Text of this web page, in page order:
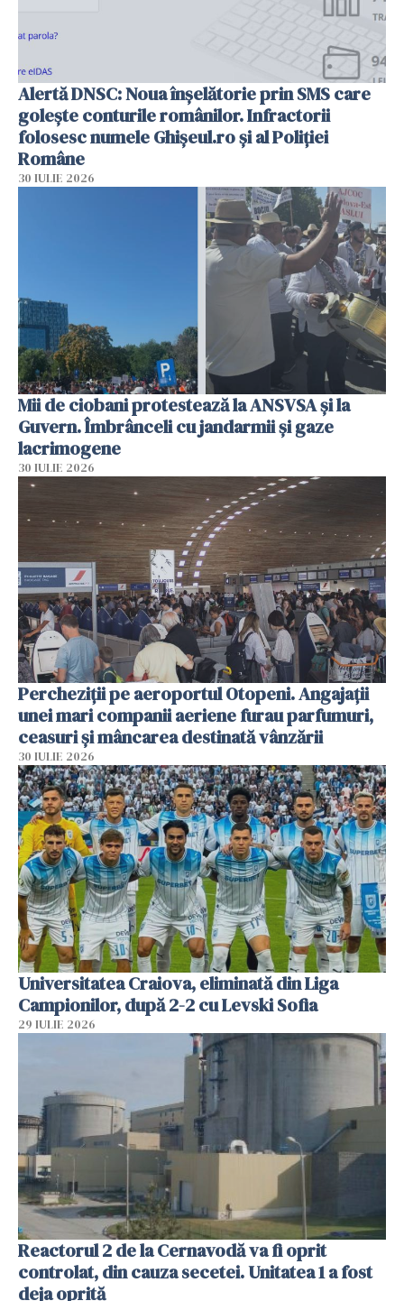
Alertă DNSC: Noua înșelătorie prin SMS care
golește conturile românilor. Infractorii
folosesc numele Ghișeul.ro și al Poliției
Române
30 IULIE 2026
Mii de ciobani protestează la ANSVSA și la
Guvern. Îmbrânceli cu jandarmii și gaze
lacrimogene
30 IULIE 2026
Percheziții pe aeroportul Otopeni. Angajații
unei mari companii aeriene furau parfumuri,
ceasuri și mâncarea destinată vânzării
30 IULIE 2026
Universitatea Craiova, eliminată din Liga
Campionilor, după 2-2 cu Levski Sofia
29 IULIE 2026
Reactorul 2 de la Cernavodă va fi oprit
controlat, din cauza secetei. Unitatea 1 a fost
deja oprită